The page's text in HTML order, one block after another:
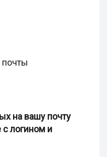
почты
на вашу почту
с логином и